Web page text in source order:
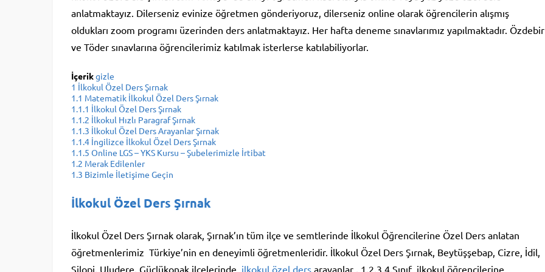
anlatmaktayız. Dilerseniz evinize öğretmen gönderiyoruz, dilerseniz online olarak öğrencilerin alışmış
oldukları zoom programı üzerinden ders anlatmaktayız. Her hafta deneme sınavlarımız yapılmaktadır. Özdebir
ve Töder sınavlarına öğrencilerimiz katılmak isterlerse katılabiliyorlar.
İçerikgizle
1 İlkokul Özel Ders Şırnak
1.1 Matematik İlkokul Özel Ders Şırnak
1.1.1 İlkokul Özel Ders Şırnak
1.1.2 İlkokul Hızlı Paragraf Şırnak
1.1.3 İlkokul Özel Ders Arayanlar Şırnak
1.1.4 İngilizce İlkokul Özel Ders Şırnak
1.1.5 Online LGS – YKS Kursu – Şubelerimizle İrtibat
1.2 Merak Edilenler
1.3 Bizimle İletişime Geçin
İlkokul Özel Ders Şırnak
İlkokul Özel Ders Şırnak olarak, Şırnak’ın tüm ilçe ve semtlerinde İlkokul Öğrencilerine Özel Ders anlatan
öğretmenlerimiz Türkiye’nin en deneyimli öğretmenleridir. İlkokul Özel Ders Şırnak, Beytüşşebap, Cizre, İdil,
Silopi, Uludere, Güçlükonak ilçelerinde ilkokul özel ders arayanlar , 1.2.3.4.Sınıf ilkokul öğrencilerine